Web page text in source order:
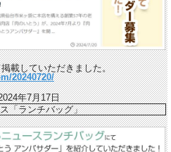
載していただきました。
20240720/
年7月17日
「ランチバッグ」